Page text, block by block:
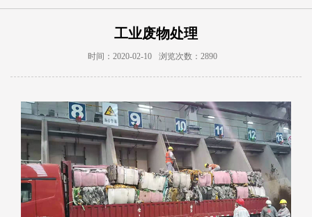
们
工业废物处理
时间：2020-02-10 浏览次数：2890